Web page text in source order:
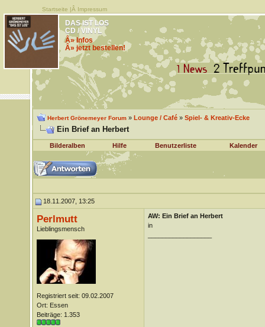
Startseite |Â Impressum
DAS IST LOS
CD / VINYL
Â» Infos
Â» jetzt bestellen!
Herbert Grönemeyer Forum» Lounge / Café» Spiel- & Kreativ-Ecke
Ein Brief an Herbert
Bilderalben Hilfe Benutzerliste Kalender
18.11.2007, 13:25
Perlmutt
Lieblingsmensch
Registriert seit: 09.02.2007
Ort: Essen
Beiträge: 1.353
AW: Ein Brief an Herbert
in